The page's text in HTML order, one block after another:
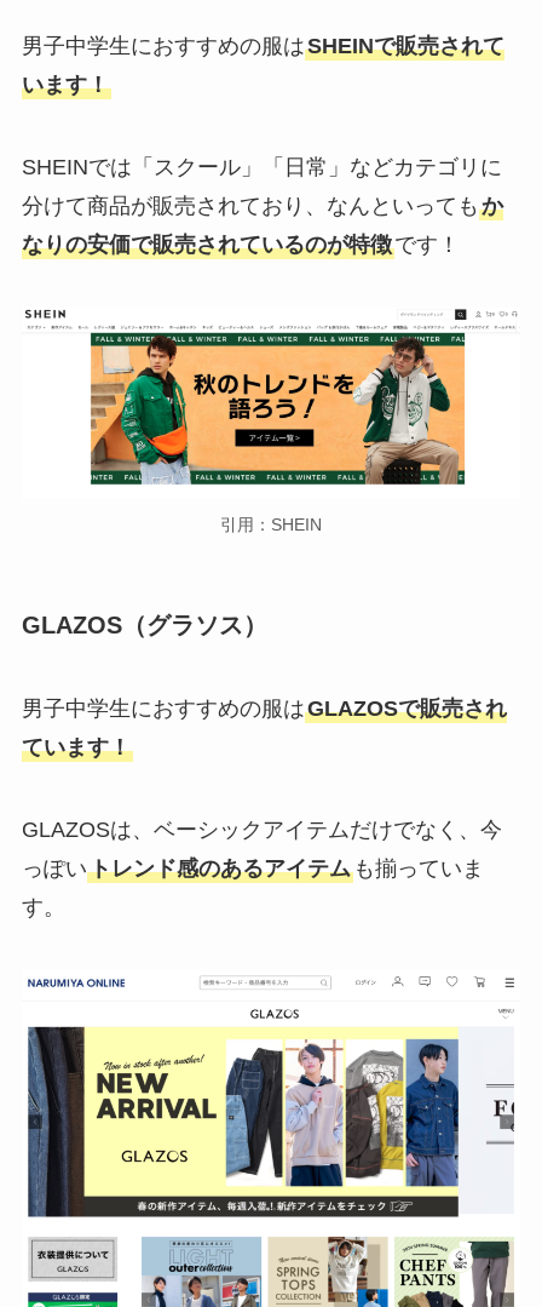
男子中学生におすすめの服はSHEINで販売されて
います！
SHEINでは「スクール」「日常」などカテゴリに
分けて商品が販売されており、なんといっても か
なりの安価で販売されているのが特徴です！
引用：SHEIN
GLAZOS（グラソス）
男子中学生におすすめの服はGLAZOSで販売され
ています！
GLAZOSは、ベーシックアイテムだけでなく、今
っぽいトレンド感のあるアイテムも揃っていま
す。